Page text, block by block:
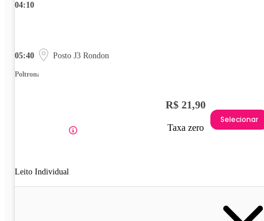
04:10
05:40 Posto J3 Rondon
Poltrona
Leito Individual
R$ 21,90
Taxa zero
Selecionar